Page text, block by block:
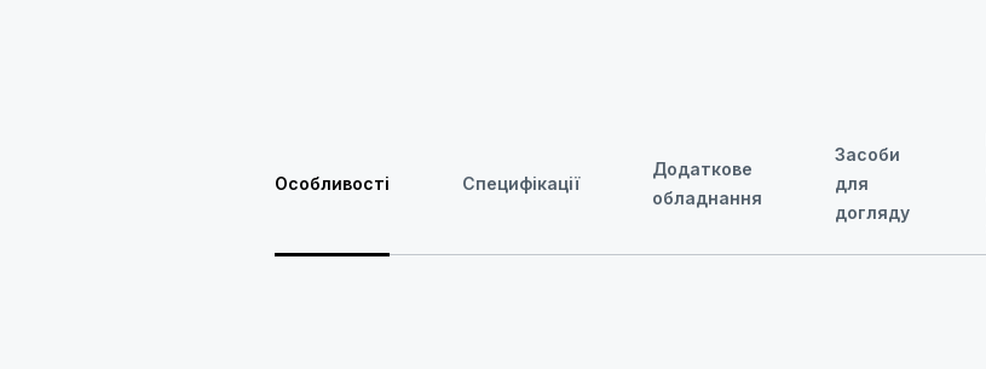
Особливості Специфікації
Додаткове
обладнання
Засоби
для
догляду